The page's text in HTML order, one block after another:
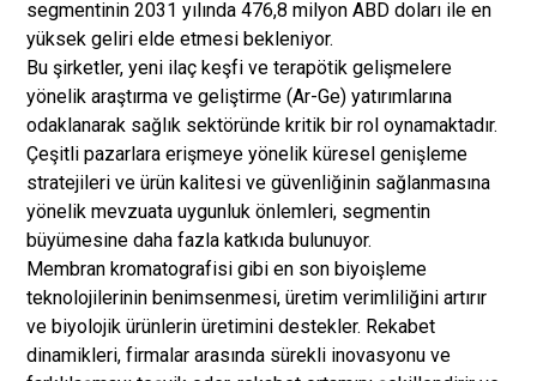
segmentinin 2031 yılında 476,8 milyon ABD doları ile en
yüksek geliri elde etmesi bekleniyor.
Bu şirketler, yeni ilaç keşfi ve terapötik gelişmelere
yönelik araştırma ve geliştirme (Ar-Ge) yatırımlarına
odaklanarak sağlık sektöründe kritik bir rol oynamaktadır.
Çeşitli pazarlara erişmeye yönelik küresel genişleme
stratejileri ve ürün kalitesi ve güvenliğinin sağlanmasına
yönelik mevzuata uygunluk önlemleri, segmentin
büyümesine daha fazla katkıda bulunuyor.
Membran kromatografisi gibi en son biyoişleme
teknolojilerinin benimsenmesi, üretim verimliliğini artırır
ve biyolojik ürünlerin üretimini destekler. Rekabet
dinamikleri, firmalar arasında sürekli inovasyonu ve